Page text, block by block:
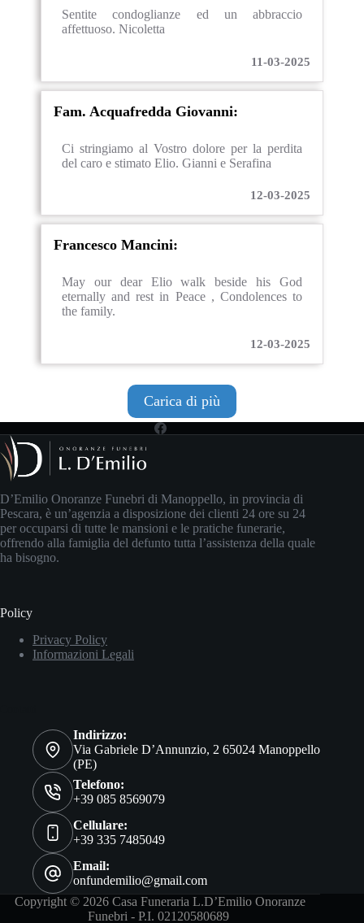
Sentite condoglianze ed un abbraccio
affettuoso. Nicoletta
11-03-2025
Fam. Acquafredda Giovanni:
Ci stringiamo al Vostro dolore per la perdita
del caro e stimato Elio. Gianni e Serafina
12-03-2025
Francesco Mancini:
May our dear Elio walk beside his God
eternally and rest in Peace , Condolences to
the family.
12-03-2025
Carica di più
D’Emilio Onoranze Funebri di Manoppello, in provincia di
Pescara, è un’agenzia a disposizione dei clienti 24 ore su 24
per occuparsi di tutte le mansioni e le pratiche funerarie,
offrendo alla famiglia del defunto tutta l’assistenza della quale
ha bisogno.
Policy
Privacy Policy
Informazioni Legali
Indirizzo:
Via Gabriele D’Annunzio, 2 65024 Manoppello
(PE)
Telefono:
+39 085 8569079
Cellulare:
+39 335 7485049
Email:
onfundemilio@gmail.com
Copyright © 2026 Casa Funeraria L.D’Emilio Onoranze
Funebri - P.I. 02120580689